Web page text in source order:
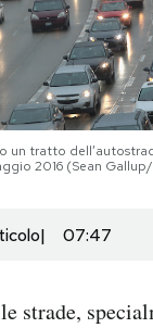
un tratto
2016 (Sean
07:47
strade,